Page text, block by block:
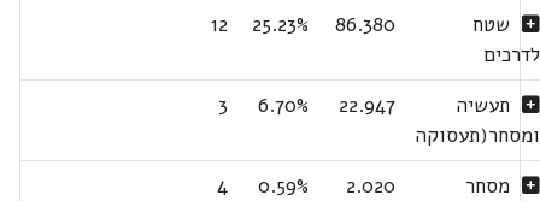
שטח
לדרכים
86.380
25.23%
12
תעשיה
ומסחר(תעסוקה
22.947
6.70%
3
מסחר
2.020
0.59%
4